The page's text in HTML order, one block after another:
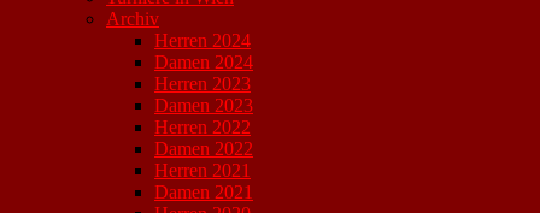
Archiv
Herren 2024
Damen 2024
Herren 2023
Damen 2023
Herren 2022
Damen 2022
Herren 2021
Damen 2021